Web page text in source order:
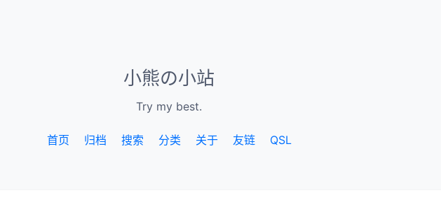
小熊の小站
Try my best.
首页 归档 搜索 分类 关于 友链 QSL